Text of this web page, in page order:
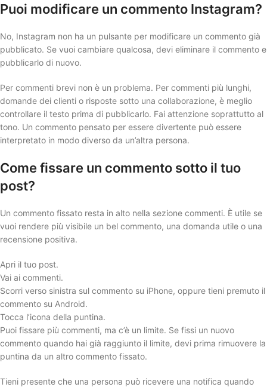
Puoi modificare un commento Instagram?
No, Instagram non ha un pulsante per modificare un commento già
pubblicato. Se vuoi cambiare qualcosa, devi eliminare il commento e
pubblicarlo di nuovo.
Per commenti brevi non è un problema. Per commenti più lunghi,
domande dei clienti o risposte sotto una collaborazione, è meglio
controllare il testo prima di pubblicarlo. Fai attenzione soprattutto al
tono. Un commento pensato per essere divertente può essere
interpretato in modo diverso da un’altra persona.
Come fissare un commento sotto il tuo
post?
Un commento fissato resta in alto nella sezione commenti. È utile se
vuoi rendere più visibile un bel commento, una domanda utile o una
recensione positiva.
Apri il tuo post.
Vai ai commenti.
Scorri verso sinistra sul commento su iPhone, oppure tieni premuto il
commento su Android.
Tocca l’icona della puntina.
Puoi fissare più commenti, ma c’è un limite. Se fissi un nuovo
commento quando hai già raggiunto il limite, devi prima rimuovere la
puntina da un altro commento fissato.
Tieni presente che una persona può ricevere una notifica quando